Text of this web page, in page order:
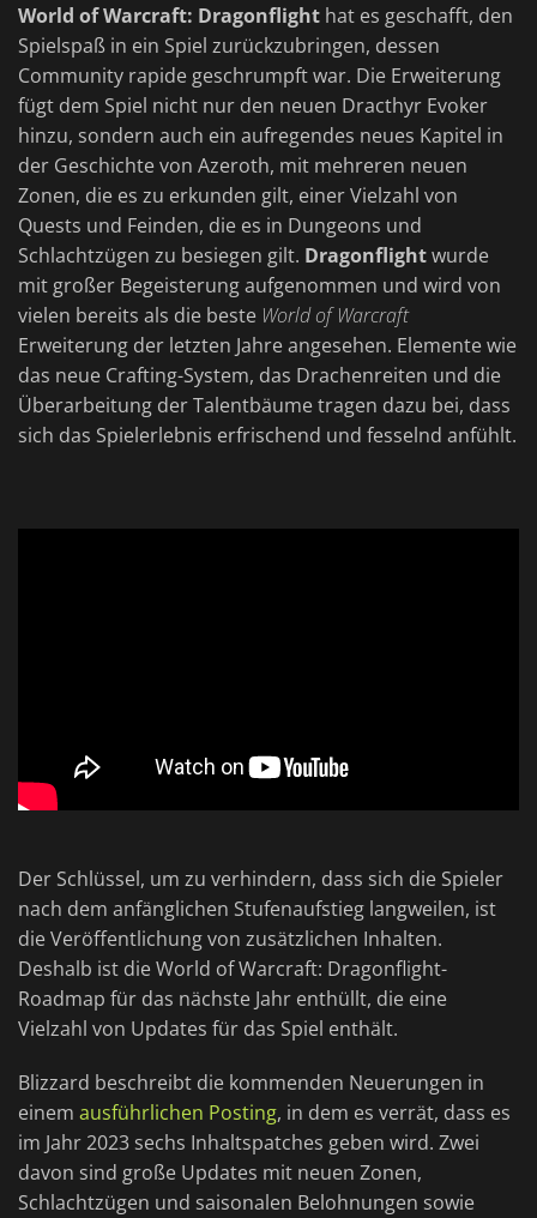
World of Warcraft: Dragonflight hat es geschafft, den
Spielspaß in ein Spiel zurückzubringen, dessen
Community rapide geschrumpft war. Die Erweiterung
fügt dem Spiel nicht nur den neuen Dracthyr Evoker
hinzu, sondern auch ein aufregendes neues Kapitel in
der Geschichte von Azeroth, mit mehreren neuen
Zonen, die es zu erkunden gilt, einer Vielzahl von
Quests und Feinden, die es in Dungeons und
Schlachtzügen zu besiegen gilt. Dragonflightwurde
mit großer Begeisterung aufgenommen und wird von
vielen bereits als die beste World of Warcraft
Erweiterung der letzten Jahre angesehen. Elemente wie
das neue Crafting-System, das Drachenreiten und die
Überarbeitung der Talentbäume tragen dazu bei, dass
sich das Spielerlebnis erfrischend und fesselnd anfühlt.
Der Schlüssel, um zu verhindern, dass sich die Spieler
nach dem anfänglichen Stufenaufstieg langweilen, ist
die Veröffentlichung von zusätzlichen Inhalten.
Deshalb ist die World of Warcraft: Dragonflight-
Roadmap für das nächste Jahr enthüllt, die eine
Vielzahl von Updates für das Spiel enthält.
Blizzard beschreibt die kommenden Neuerungen in
einem ausführlichen Posting, in dem es verrät, dass es
im Jahr 2023 sechs Inhaltspatches geben wird. Zwei
davon sind große Updates mit neuen Zonen,
Schlachtzügen und saisonalen Belohnungen sowie